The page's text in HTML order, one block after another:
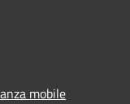
mobile